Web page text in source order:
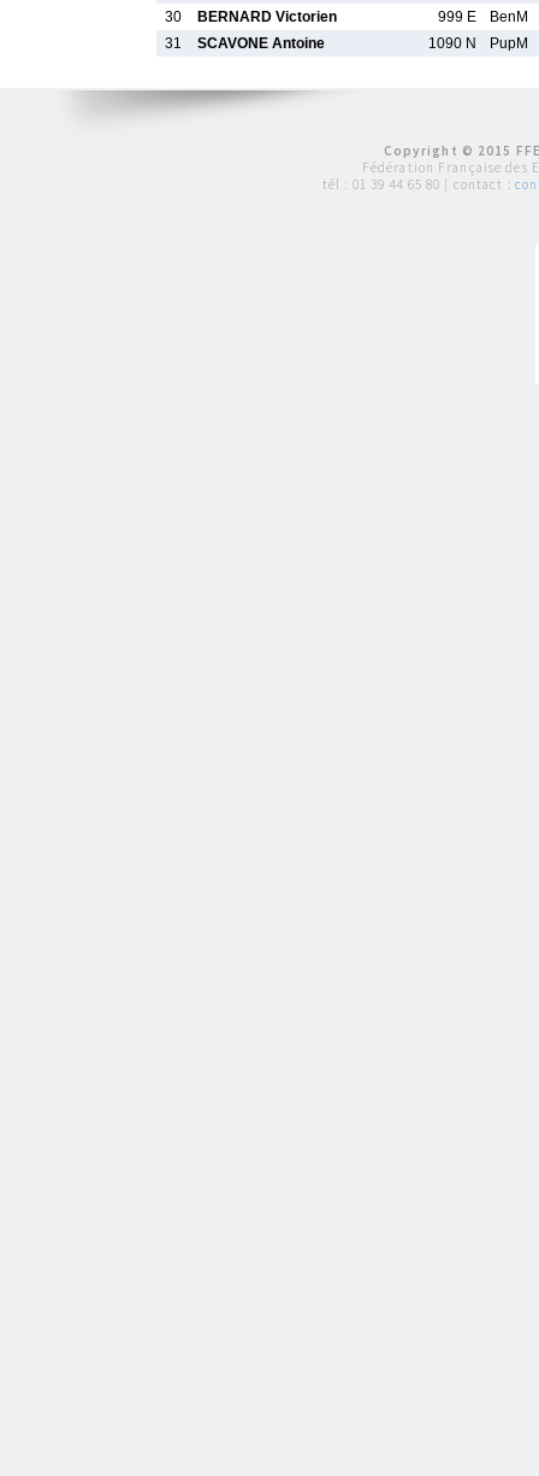
30
BERNARD Victorien 999 E
BenM
31
SCAVONE Antoine 1090 N PupM
Copyright © 2015
Fédération Française des
tél : 01 39 44 65 80 | contact :